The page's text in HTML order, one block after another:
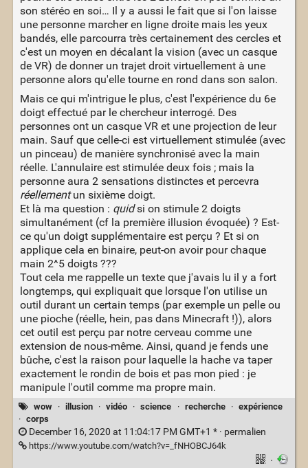
son stéréo en soi… Il y a aussi le fait que si l'on laisse
une personne marcher en ligne droite mais les yeux
bandés, elle parcourra très certainement des cercles et
c'est un moyen en décalant la vision (avec un casque
de VR) de donner un trajet droit virtuellement à une
personne alors qu'elle tourne en rond dans son salon.
Mais ce qui m'intrigue le plus, c'est l'expérience du 6e
doigt effectué par le chercheur interrogé. Des
personnes ont un casque VR et une projection de leur
main. Sauf que celle-ci est virtuellement stimulée (avec
un pinceau) de manière synchronisé avec la main
réelle. L'annulaire est stimulée deux fois ; mais la
personne aura 2 sensations distinctes et percevra
réellementun sixième doigt.
Et là ma question : quidsi on stimule 2 doigts
simultanément (cf la première illusion évoquée) ? Est-
ce qu'un doigt supplémentaire est perçu ? Et si on
applique cela en binaire, peut-on avoir pour chaque
main 2^5 doigts ???
Tout cela me rappelle un texte que j'avais lu il y a fort
longtemps, qui expliquait que lorsque l'on utilise un
outil durant un certain temps (par exemple un pelle ou
une pioche (réelle, hein, pas dans Minecraft !)), alors
cet outil est perçu par notre cerveau comme une
extension de nous-même. Ainsi, quand je fends une
bûche, c'est la raison pour laquelle la hache va taper
exactement le rondin de bois et pas mon pied : je
manipule l'outil comme ma propre main.
wow · illusion · vidéo · science · recherche · expérience
· corps
December 16, 2020 at 11:04:17 PM GMT+1 * · permalien
https://www.youtube.com/watch?v=_fNHOBCJ64k
·